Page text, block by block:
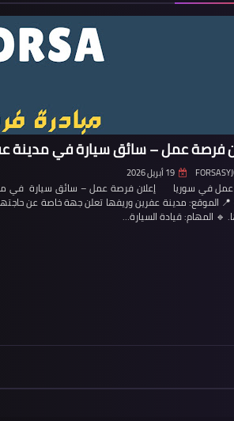
فرصة عمل – سائق سيارة في مدينة
19 أبريل 2026
في سوريا إعلان فرصة عمل – سائق سيارة في
📍 الموقع: مدينة عفرين وريفها تعلن جهة خاصة عن
🔹 المهام: قيادة السيارة…